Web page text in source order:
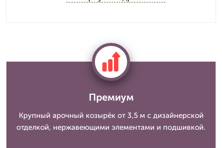
Премиум
Крупный арочный козырёк от 3,5 м с дизайнерской
отделкой, нержавеющими элементами и подшивкой.